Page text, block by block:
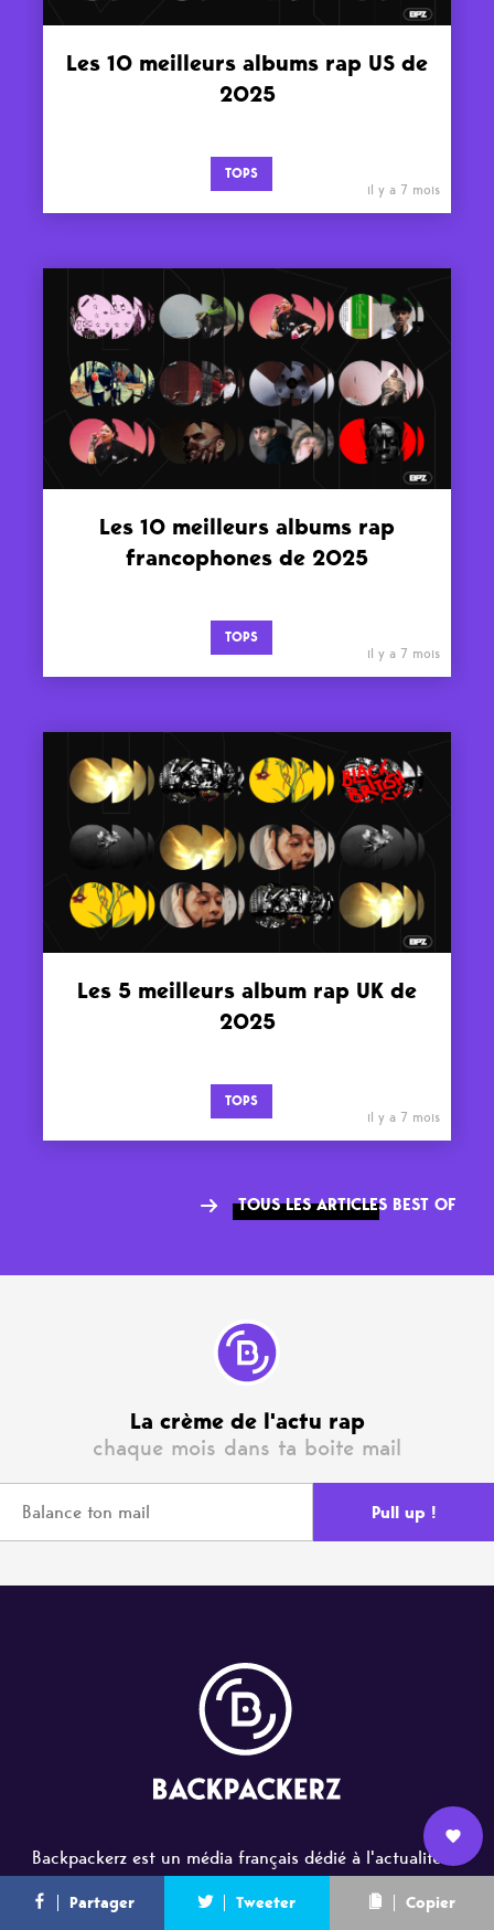
L’équipe
Nous
rejoindre
Newsletter
Partager Tweeter Copier
Les 10 meilleurs albums rap US de
2025
TOPS
il y a 7 mois
Les 10 meilleurs albums rap
francophones de 2025
TOPS
il y a 7 mois
Les 5 meilleurs album rap UK de
2025
TOPS
il y a 7 mois
TOUS LES ARTICLES BEST OF
La crème de l'actu rap
chaque mois dans ta boite mail
Backpackerz est un média français dédié à l'actualité et
à la culture du hip-hop. À travers des articles, des
interviews, des playlists, des chroniques d'albums et des